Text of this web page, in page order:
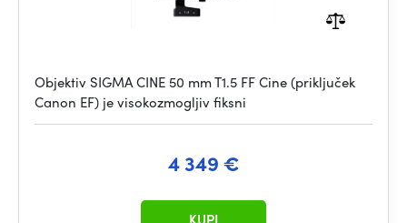
Objektiv SIGMA CINE 50 mm T1.5 FF Cine (priključek
Canon EF) je visokozmogljiv fiksni
4 349 €